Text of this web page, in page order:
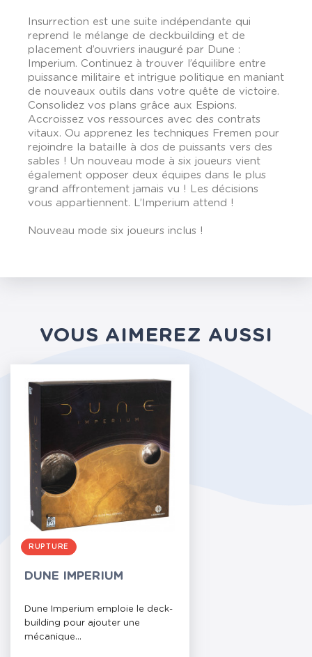
Insurrection est une suite indépendante qui
reprend le mélange de deckbuilding et de
placement d’ouvriers inauguré par Dune :
Imperium. Continuez à trouver l’équilibre entre
puissance militaire et intrigue politique en maniant
de nouveaux outils dans votre quête de victoire.
Consolidez vos plans grâce aux Espions.
Accroissez vos ressources avec des contrats
vitaux. Ou apprenez les techniques Fremen pour
rejoindre la bataille à dos de puissants vers des
sables ! Un nouveau mode à six joueurs vient
également opposer deux équipes dans le plus
grand affrontement jamais vu ! Les décisions
vous appartiennent. L’Imperium attend !
Nouveau mode six joueurs inclus !
VOUS AIMEREZ AUSSI
RUPTURE
DUNE IMPERIUM
Dune Imperium emploie le deck-
building pour ajouter une
mécanique...